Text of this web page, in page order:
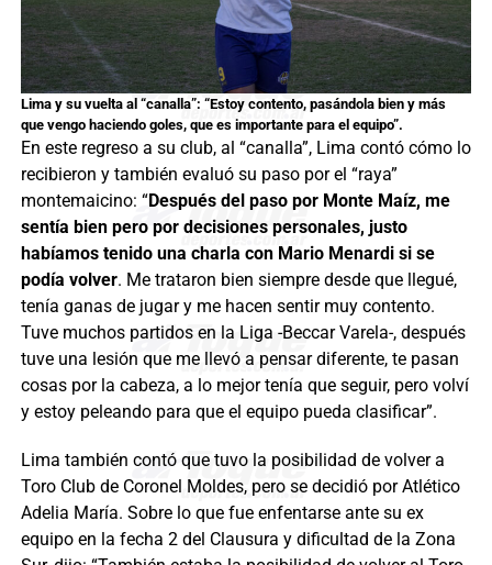
Lima y su vuelta al “canalla”: “Estoy contento, pasándola bien y más
que vengo haciendo goles, que es importante para el equipo”.
En este regreso a su club, al “canalla”, Lima contó cómo lo
recibieron y también evaluó su paso por el “raya”
montemaicino: “Después del paso por Monte Maíz, me
sentía bien pero por decisiones personales, justo
habíamos tenido una charla con Mario Menardi si se
podía volver. Me trataron bien siempre desde que llegué,
tenía ganas de jugar y me hacen sentir muy contento.
Tuve muchos partidos en la Liga -Beccar Varela-, después
tuve una lesión que me llevó a pensar diferente, te pasan
cosas por la cabeza, a lo mejor tenía que seguir, pero volví
y estoy peleando para que el equipo pueda clasificar”.
Lima también contó que tuvo la posibilidad de volver a
Toro Club de Coronel Moldes, pero se decidió por Atlético
Adelia María. Sobre lo que fue enfentarse ante su ex
equipo en la fecha 2 del Clausura y dificultad de la Zona